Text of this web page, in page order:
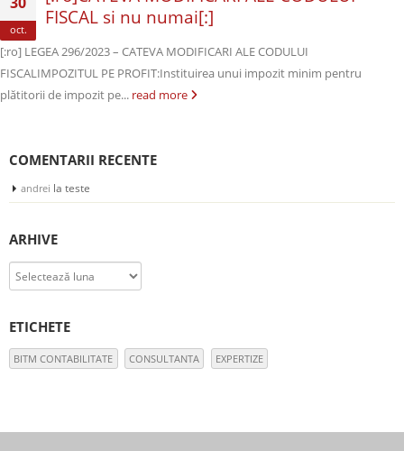
oct.
FISCAL si nu numai[:]
[:ro] LEGEA 296/2023 – CATEVA MODIFICARI ALE CODULUI
FISCALIMPOZITUL PE PROFIT:Instituirea unui impozit minim pentru
plătitorii de impozit pe... read more
COMENTARII RECENTE
andrei la teste
ARHIVE
Arhive
ETICHETE
BITM CONTABILITATE CONSULTANTA EXPERTIZE